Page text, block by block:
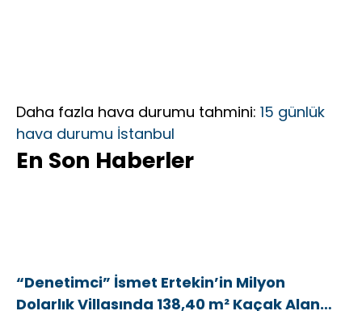
Daha fazla hava durumu tahmini: 15 günlük
hava durumu İstanbul
En Son Haberler
“Denetimci” İsmet Ertekin’in Milyon
Dolarlık Villasında 138,40 m² Kaçak Alan